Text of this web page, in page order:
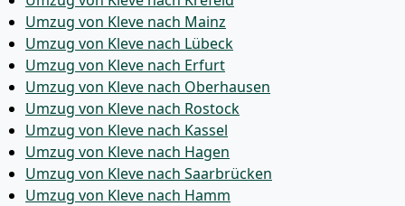
Umzug von Kleve nach Mainz
Umzug von Kleve nach Lübeck
Umzug von Kleve nach Erfurt
Umzug von Kleve nach Oberhausen
Umzug von Kleve nach Rostock
Umzug von Kleve nach Kassel
Umzug von Kleve nach Hagen
Umzug von Kleve nach Saarbrücken
Umzug von Kleve nach Hamm